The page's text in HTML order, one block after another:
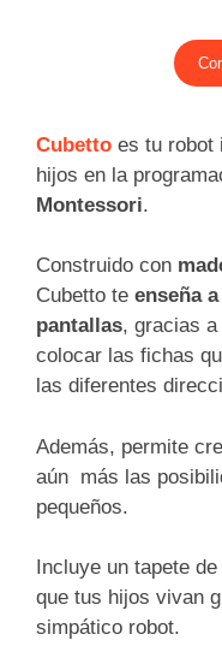
Cubetto es tu robot
hijos en la
Montessori.
Construido con
Cubetto te enseña
pantallas, gracias
colocar las fichas
las diferentes
Además, permite
aún más las
pequeños.
Incluye un tapete
que tus hijos vivan
simpático robot.